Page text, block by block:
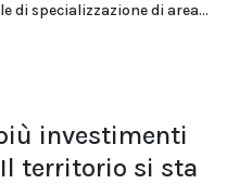
di specializzazione di area...
investimenti
territorio si sta